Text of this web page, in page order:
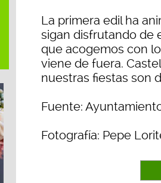
La primera edil ha
sigan disfrutando de
que acogemos con
viene de fuera.
nuestras fiestas son
Fuente:
Fotografía: Pepe